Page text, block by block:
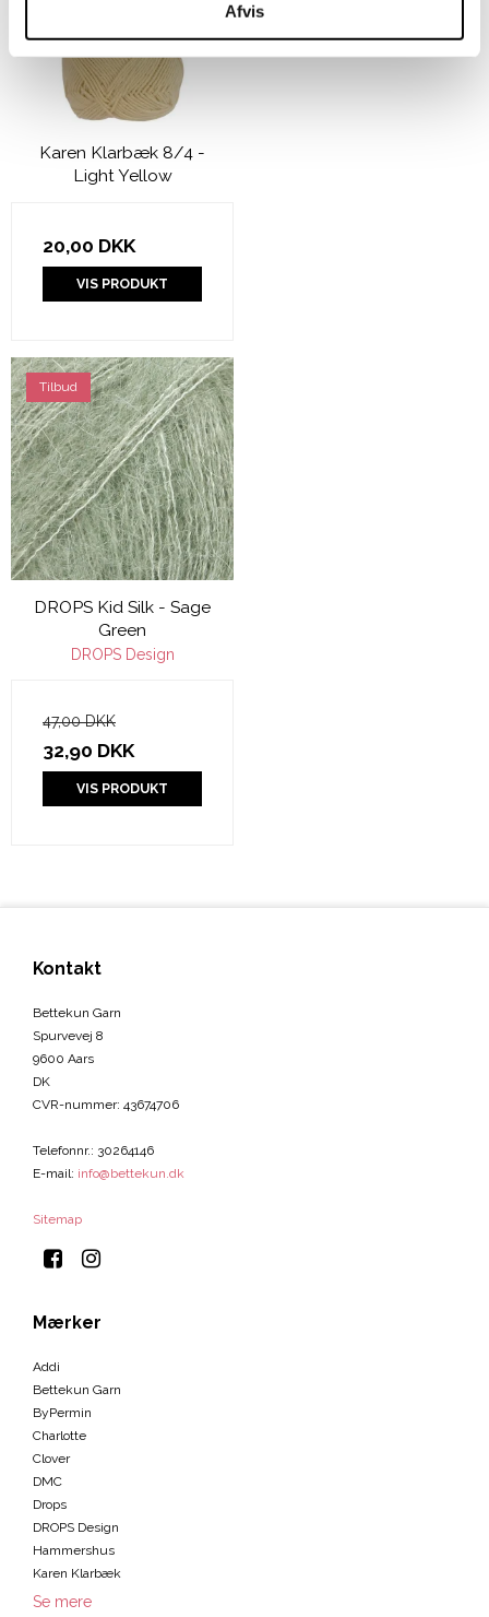
Afvis
Karen Klarbæk 8/4 -
Light Yellow
20,00 DKK
VIS PRODUKT
Tilbud
DROPS Kid Silk - Sage
Green
DROPS Design
47,00 DKK
32,90 DKK
VIS PRODUKT
Kontakt
Bettekun Garn
Spurvevej 8
9600 Aars
DK
CVR-nummer: 43674706
Telefonnr.: 30264146
E-mail: info@bettekun.dk
Sitemap
Mærker
Addi
Bettekun Garn
ByPermin
Charlotte
Clover
DMC
Drops
DROPS Design
Hammershus
Karen Klarbæk
Se mere